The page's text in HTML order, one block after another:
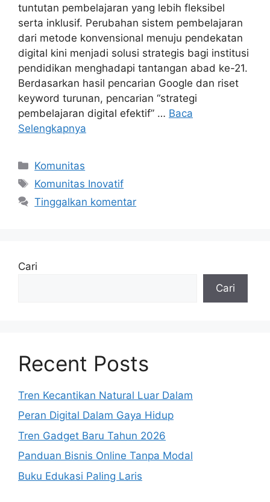
tuntutan pembelajaran yang lebih fleksibel
serta inklusif. Perubahan sistem pembelajaran
dari metode konvensional menuju pendekatan
digital kini menjadi solusi strategis bagi institusi
pendidikan menghadapi tantangan abad ke-21.
Berdasarkan hasil pencarian Google dan riset
keyword turunan, pencarian “strategi
pembelajaran digital efektif” … Baca
Selengkapnya
Kategori
Komunitas
Tag
Komunitas Inovatif
Tinggalkan komentar
Cari
Cari
Recent Posts
Tren Kecantikan Natural Luar Dalam
Peran Digital Dalam Gaya Hidup
Tren Gadget Baru Tahun 2026
Panduan Bisnis Online Tanpa Modal
Buku Edukasi Paling Laris